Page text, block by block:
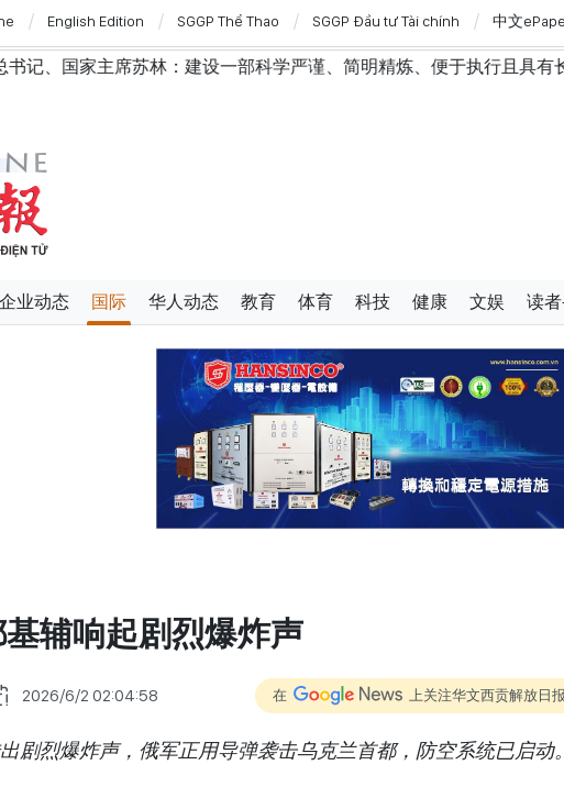
English Edition SGGP Thể Thao SGGP Đầu tư Tài chính 中文
林：建设一部科学严谨、简明精炼、便于执行且具有长远生命力的党
企业动态 国际 华人动态 教育 体育 科技 健康 文娱 读
辅响起剧烈爆炸声
2026/6/2 02:04:58 在 上关注华文西贡解放日报
剧烈爆炸声，俄军正用导弹袭击乌克兰首都，防空系统已启动。